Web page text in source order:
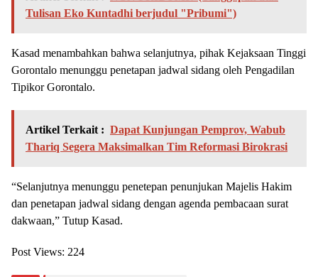
Tulisan Eko Kuntadhi berjudul "Pribumi")
Kasad menambahkan bahwa selanjutnya, pihak Kejaksaan Tinggi
Gorontalo menunggu penetapan jadwal sidang oleh Pengadilan
Tipikor Gorontalo.
Artikel Terkait : Dapat Kunjungan Pemprov, Wabub
Thariq Segera Maksimalkan Tim Reformasi Birokrasi
“Selanjutnya menunggu penetepan penunjukan Majelis Hakim
dan penetapan jadwal sidang dengan agenda pembacaan surat
dakwaan,” Tutup Kasad.
Post Views: 224